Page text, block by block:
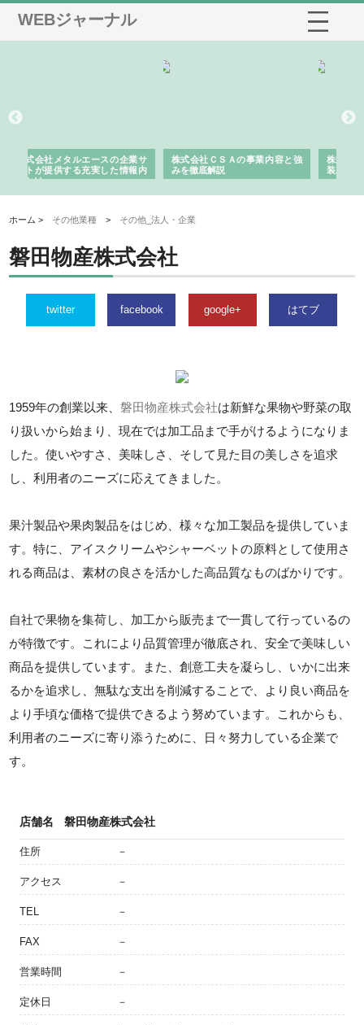
WEBジャーナル
企業サ
情報内
株式会社ＣＳＡの事業内容と強
みを徹底解説
株式会社山形道路が手がける舗
装工事と土木技術の全容
ホーム > その他業種 > その他_法人・企業
磐田物産株式会社
twitter facebook google+ はてブ
1959年の創業以来、磐田物産株式会社は新鮮な果物や野菜の取
り扱いから始まり、現在では加工品まで手がけるようになりま
した。使いやすさ、美味しさ、そして見た目の美しさを追求
し、利用者のニーズに応えてきました。
果汁製品や果肉製品をはじめ、様々な加工製品を提供していま
す。特に、アイスクリームやシャーベットの原料として使用さ
れる商品は、素材の良さを活かした高品質なものばかりです。
自社で果物を集荷し、加工から販売まで一貫して行っているの
が特徴です。これにより品質管理が徹底され、安全で美味しい
商品を提供しています。また、創意工夫を凝らし、いかに出来
るかを追求し、無駄な支出を削減することで、より良い商品を
より手頃な価格で提供できるよう努めています。これからも、
利用者のニーズに寄り添うために、日々努力している企業で
す。
店舗名 磐田物産株式会社
住所 －
アクセス －
TEL －
FAX －
営業時間 －
定休日 －